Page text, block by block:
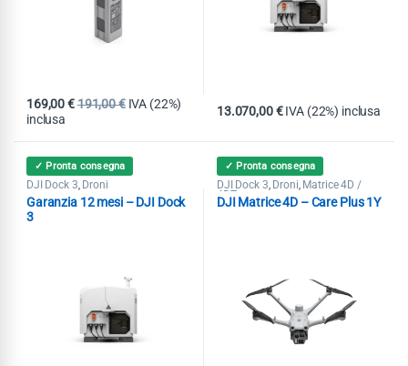
169,00€191,00€ IVA (22%)
inclusa
13.070,00€ IVA (22%) inclusa
✓ Pronta consegna
DJI Dock 3, Droni
Garanzia 12 mesi – DJI Dock
3
✓ Pronta consegna
DJI Dock 3, Droni, Matrice 4D /
4DT
DJI Matrice 4D – Care Plus 1Y